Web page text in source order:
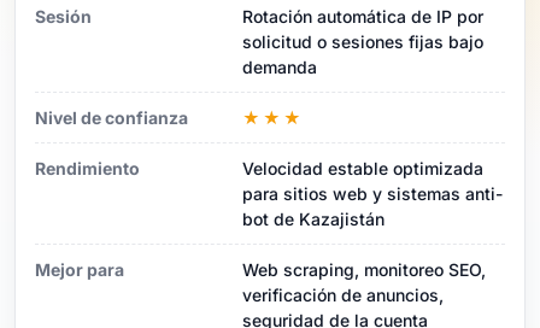
Sesión
Rotación automática de IP por
solicitud o sesiones fijas bajo
demanda
Nivel de confianza ★★★
Rendimiento
Velocidad estable optimizada
para sitios web y sistemas anti-
bot de Kazajistán
Mejor para
Web scraping, monitoreo SEO,
verificación de anuncios,
seguridad de la cuenta